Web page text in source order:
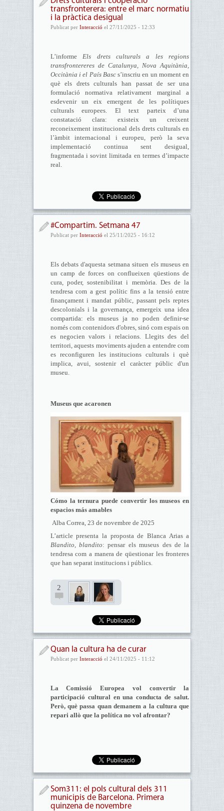
transfronterera: entre el marc normatiu
i la pràctica desigual
Publicat per Interacció el 27/11/2025 - 12:33
L’informeEls drets culturals a les regions
transfrontereres de Catalunya, Nova Aquitània,
Occitània i el País Bascs’inscriu en un moment en
què els drets culturals han passat de ser una
formulació normativa relativament marginal a
esdevenir un eix emergent de les polítiques
culturals europees. El text parteix d’una
constatació clara: existeix un creixent
reconeixement institucional dels drets culturals en
l’àmbit internacional i europeu, però la seva
implementació continua sent desigual,
fragmentada i sovint limitada en termes d’impacte
real.
#Compartim. Setmana 47
Publicat per Interacció el 25/11/2025 - 16:12
Els debats d'aquesta setmana situen els museus en
un camp de forces on conflueixen qüestions de
cura, poder, sostenibilitat i memòria. Des de la
tendresa com a gest polític fins a la tensió entre
finançament i mandat públic, passant pels reptes
descolonials i la governança, emergeix una idea
compartida: els museus ja no poden definir-se
només com contenidors d'obres, sinó com espais on
es negocien valors i relacions. Llegits des del
territori, aquests moviments ajuden a entendre com
es reconfiguren les institucions culturals i què
implica, avui, sostenir el caràcter públic d'un
museu.
Museus que acaronen
Cómo la ternura puede convertir los museos en
espacios más amables
Alba Correa, 23 de novembre de 2025
L’article presenta la proposta de Blanca Arias a
Blandito, blandito: pensar els museus des de la
tendresa com a manera de qüestionar les fronteres
que han separat institucions i públics.
2
Quan la cultura ha de curar
Publicat per Interacció el 24/11/2025 - 11:12
La Comissió Europea vol convertir la
participació cultural en una conducta de salut.
Però, què passa quan demanem a la cultura que
repari allò que la política no vol afrontar?
Som311: el pols cultural dels 311
municipis de Barcelona. Primera
quinzena de novembre